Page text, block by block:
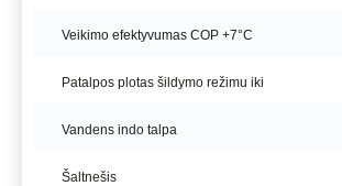
Veikimo efektyvumas COP +7°C
Patalpos plotas šildymo režimu iki
Vandens indo talpa
Šaltnešis